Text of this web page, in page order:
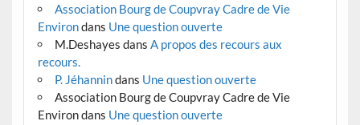
Association Bourg de Coupvray Cadre de Vie
Environdans Une question ouverte
M.Deshayes dans A propos des recours aux
recours.
P. Jéhannindans Une question ouverte
Association Bourg de Coupvray Cadre de Vie
Environdans Une question ouverte